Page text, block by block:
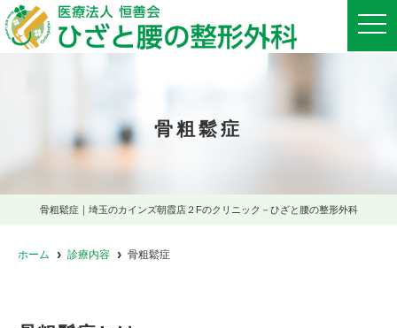
t
o
i
骨粗鬆症
骨粗鬆症｜埼玉のカインズ朝霞店２Fのクリニック－ひざと腰の整形外科
ホーム 診療内容 骨粗鬆症